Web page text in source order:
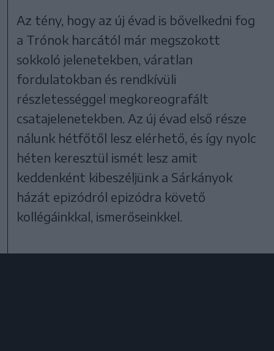
Az tény, hogy az új évad is bővelkedni fog
a Trónok harcától már megszokott
sokkoló jelenetekben, váratlan
fordulatokban és rendkívüli
részletességgel megkoreografált
csatajelenetekben. Az új évad első része
nálunk hétfőtől lesz elérhető, és így nyolc
héten keresztül ismét lesz amit
keddenként kibeszéljünk a Sárkányok
házát epizódról epizódra követő
kollégáinkkal, ismerőseinkkel.